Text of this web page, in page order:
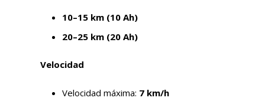
10–15 km (10 Ah)
20–25 km (20 Ah)
Velocidad
Velocidad máxima: 7 km/h